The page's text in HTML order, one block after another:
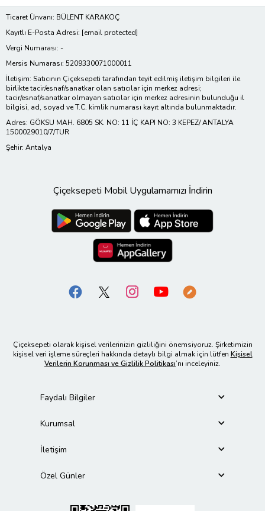
Ticaret Ünvanı: BÜLENT KARAKOÇ
Kayıtlı E-Posta Adresi: [email protected]
Vergi Numarası: -
Mersis Numarası: 5209330071000011
İletişim: Satıcının Çiçeksepeti tarafından teyit edilmiş iletişim bilgileri ile
birlikte tacir/esnaf/sanatkar olan satıcılar için merkez adresi;
tacir/esnaf/sanatkar olmayan satıcılar için merkez adresinin bulunduğu il
bilgisi, ad, soyad ve T.C. kimlik numarası kayıt altında bulunmaktadır.
Adres: GÖKSU MAH. 6805 SK. NO: 11 İÇ KAPI NO: 3 KEPEZ/ ANTALYA
1500029010/7/TUR
Şehir: Antalya
Çiçeksepeti Mobil Uygulamamızı İndirin
Çiçeksepeti olarak kişisel verilerinizin gizliliğini önemsiyoruz. Şirketimizin
kişisel veri işleme süreçleri hakkında detaylı bilgi almak için lütfen Kişisel
Verilerin Korunması ve Gizlilik Politikası’nı inceleyiniz.
Faydalı Bilgiler
Kurumsal
İletişim
Özel Günler